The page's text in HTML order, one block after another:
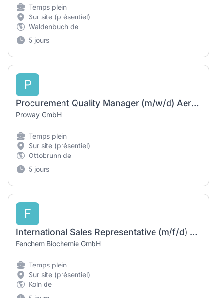
Temps plein
Sur site (présentiel)
Waldenbuch de
5 jours
P
Procurement Quality Manager (m/w/d) Aerospace / Luft- und Raumfahrt
Proway GmbH
Temps plein
Sur site (présentiel)
Ottobrunn de
5 jours
F
International Sales Representative (m/f/d) – Agrochemical
Fenchem Biochemie GmbH
Temps plein
Sur site (présentiel)
Köln de